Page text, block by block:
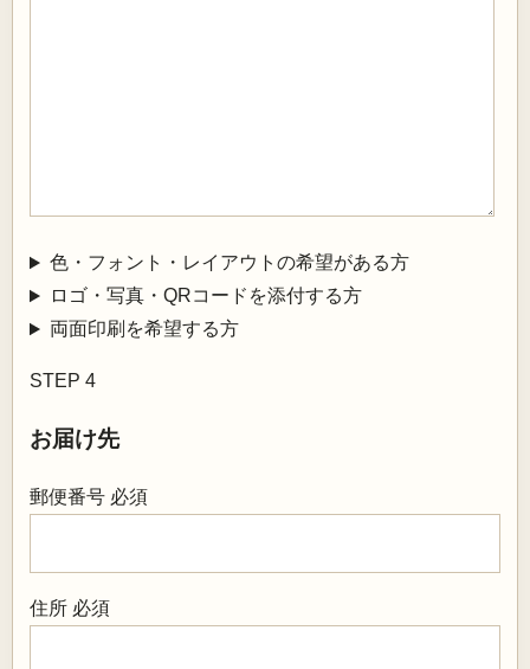
色・フォント・レイアウトの希望がある方
ロゴ・写真・QRコードを添付する方
両面印刷を希望する方
STEP 4
お届け先
郵便番号 必須
住所 必須